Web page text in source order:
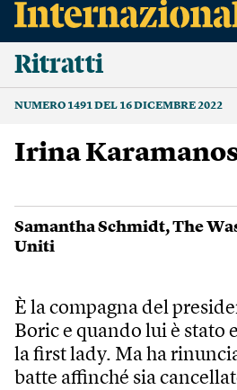
Ritratti
NUMERO 1491 DEL 16 DICEMBRE 2022
Irina
Samantha Schmidt,The
Uniti
È la compagna del
Boric e quando lui è stato
la first lady. Ma ha
batte affinché sia